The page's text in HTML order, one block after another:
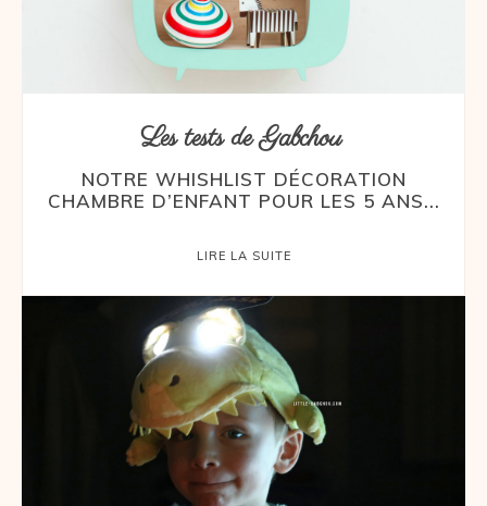
Les tests de Gabchou
NOTRE WHISHLIST DÉCORATION
CHAMBRE D’ENFANT POUR LES 5 ANS...
LIRE LA SUITE